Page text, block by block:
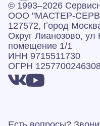
© 1993–2026
ООО "МАСТЕР-
127572, Город
Округ Лианозово, ул
помещение 1/1
ИНН 9715511730
ОГРН